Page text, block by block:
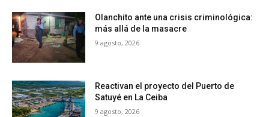
Olanchito ante una crisis criminológica:
más allá de la masacre
9 agosto, 2026
Reactivan el proyecto del Puerto de
Satuyé en La Ceiba
9 agosto, 2026